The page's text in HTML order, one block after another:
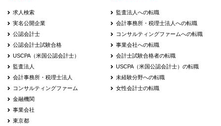
求人検索
実名公開企業
公認会計士
公認会計士試験合格
USCPA（米国公認会計士）
監査法人
会計事務所・税理士法人
コンサルティングファーム
金融機関
事業会社
東京都
監査法人への転職
会計事務所・税理士法人への転職
コンサルティングファームへの転職
事業会社への転職
会計士試験合格者の転職
USCPA（米国公認会計士）の転職
未経験分野への転職
女性会計士の転職